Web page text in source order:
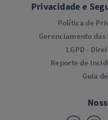
Privacidade e
Política de
Gerenciamento
LGPD -
Reporte de
Guia